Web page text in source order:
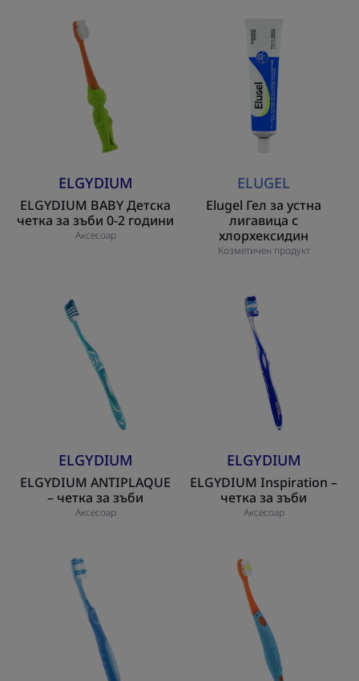
за
зъби
0-
2
ELGYDIUM
ELGYDIUM BABY Детска
четка за зъби 0-2 години
Аксесоар
Гел
за
устна
лигавица
с
хлорхексидин
ELUGEL
Elugel Гел за устна
лигавица с
хлорхексидин
Козметичен продукт
четка
за
зъби
ELGYDIUM
ELGYDIUM ANTIPLAQUE
– четка за зъби
Аксесоар
четка
за
зъби
ELGYDIUM
ELGYDIUM Inspiration –
четка за зъби
Аксесоар
за
зъби
за
деца
четка
за
зъби
2-